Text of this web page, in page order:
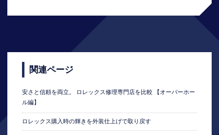
関連ページ
安さと信頼を両立。 ロレックス修理専門店を比較 【オーバーホー
ル編】
ロレックス購入時の輝きを外装仕上げで取り戻す